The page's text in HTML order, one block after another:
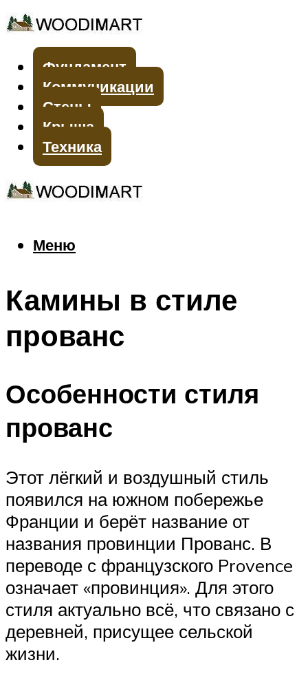
Фундамент
Коммуникации
Стены
Крыша
Техника
Меню
Меню
Камины в стиле
прованс
Особенности стиля
прованс
Этот лёгкий и воздушный стиль
появился на южном побережье
Франции и берёт название от
названия провинции Прованс. В
переводе с французского Provence
означает «провинция». Для этого
стиля актуально всё, что связано с
деревней, присущее сельской
жизни.